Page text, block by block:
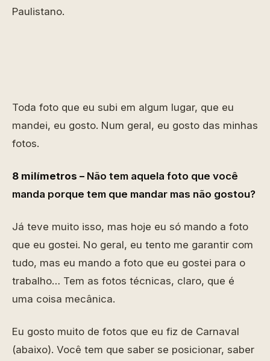
Paulistano.
Toda foto que eu subi em algum lugar, que eu
mandei, eu gosto. Num geral, eu gosto das minhas
fotos.
8 milímetros – Não tem aquela foto que você
manda porque tem que mandar mas não gostou?
Já teve muito isso, mas hoje eu só mando a foto
que eu gostei. No geral, eu tento me garantir com
tudo, mas eu mando a foto que eu gostei para o
trabalho… Tem as fotos técnicas, claro, que é
uma coisa mecânica.
Eu gosto muito de fotos que eu fiz de Carnaval
(abaixo). Você tem que saber se posicionar, saber